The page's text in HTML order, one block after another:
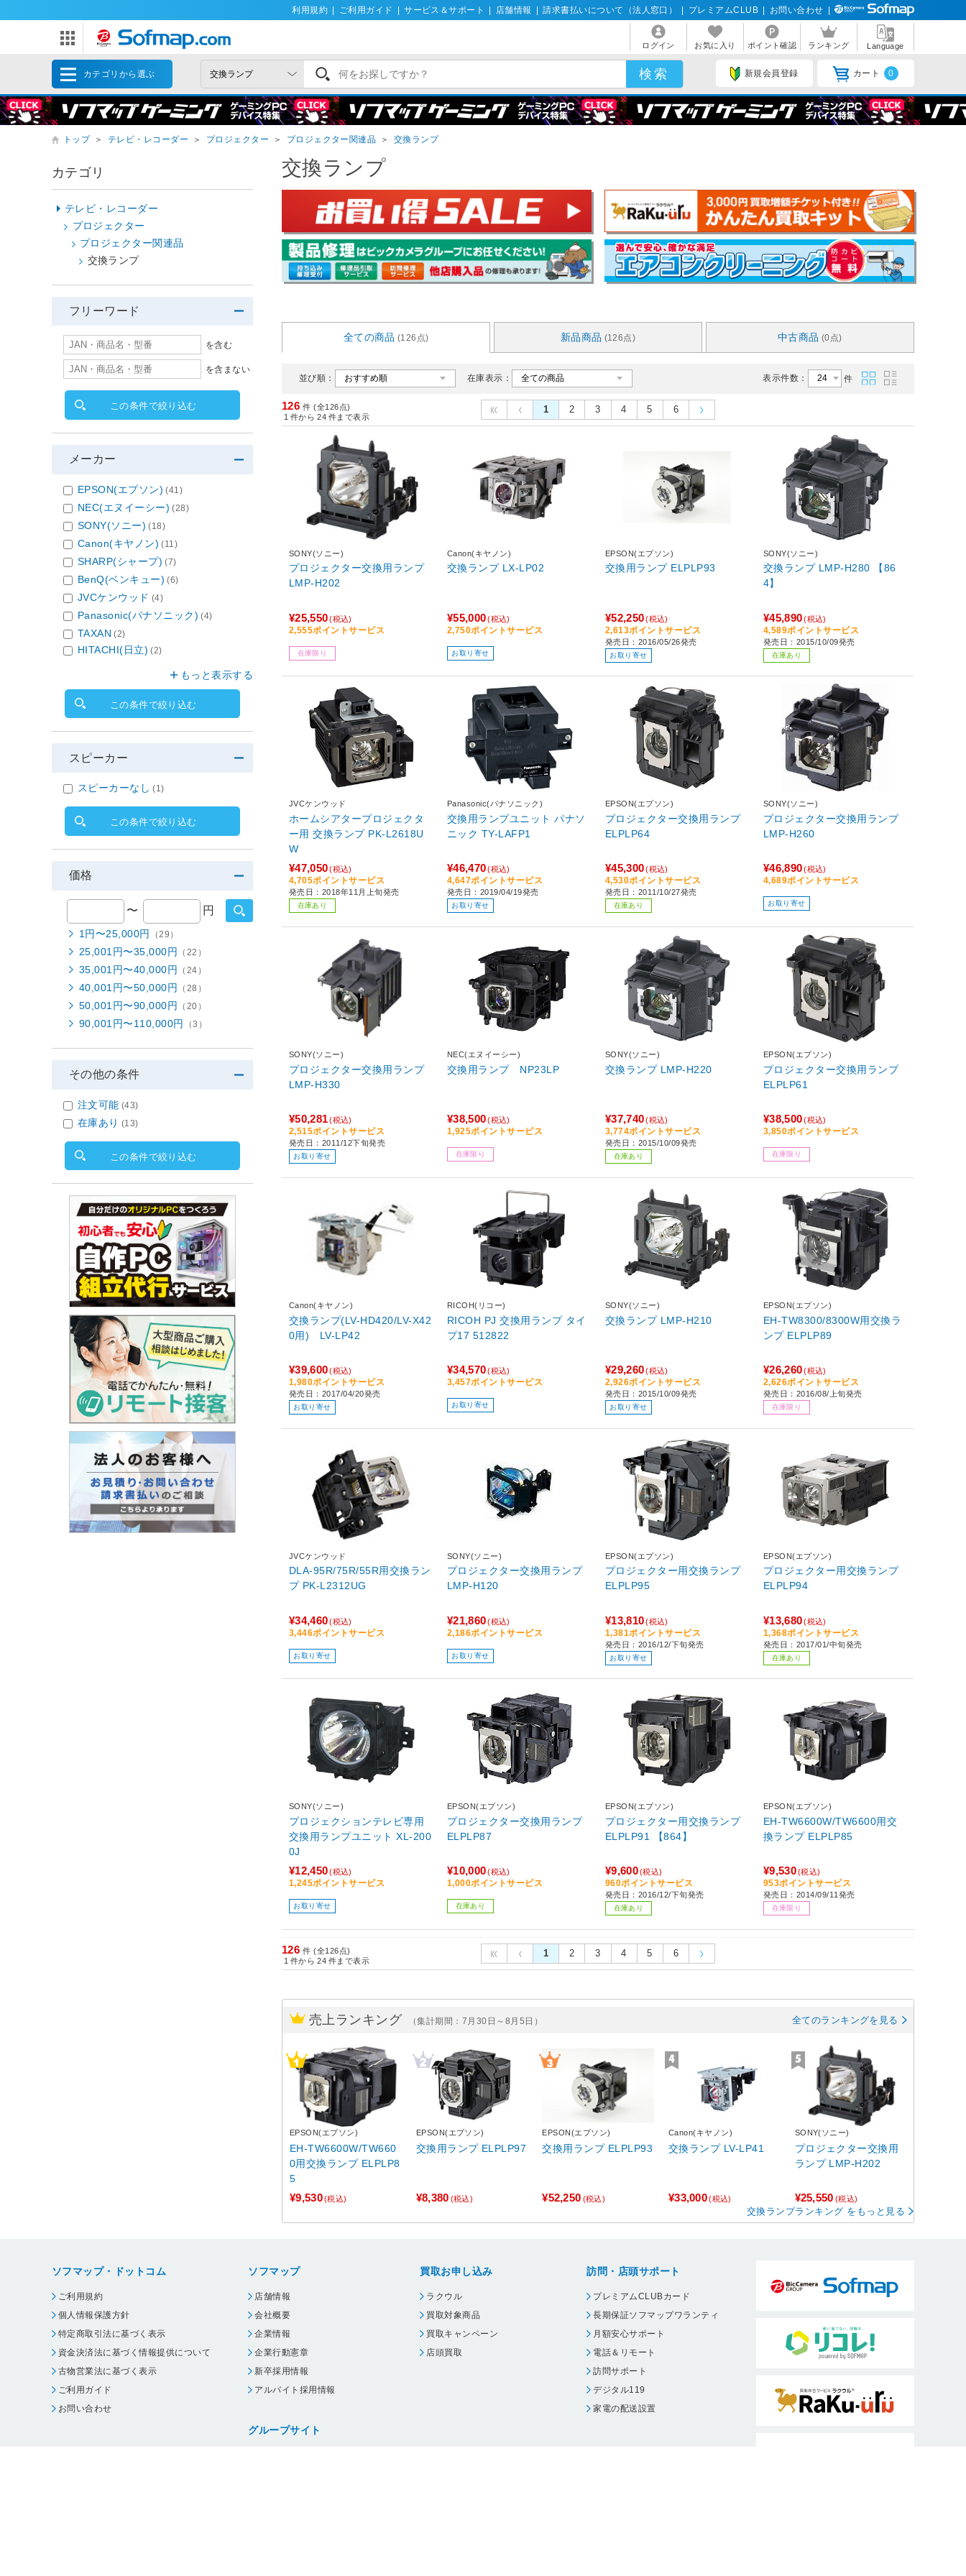
利用規約 ご利用ガイド サービス＆サポート 店舗情報 請求書払いについて（法人窓口） プレミアムCLUB お問い合わせ
ログイン お気に入り ポイント確認 ランキング Language
カテゴリから選ぶ 新規会員登録 カート 0
トップ ＞ テレビ・レコーダー ＞ プロジェクター ＞ プロジェクター関連品 ＞ 交換ランプ
交換ランプ
全ての商品 (126点) 新品商品 (126点) 中古商品 (0点)
並び順： 在庫表示： 表示件数： 件
126 件 (全126点)
1 件から 24 件まで表示
1 2 3 4 5 6
SONY(ソニー)
プロジェクター交換用ランプ
LMP-H202
¥25,550(税込)
2,555ポイントサービス
在庫限り
Canon(キヤノン)
交換ランプ LX-LP02
¥55,000(税込)
2,750ポイントサービス
お取り寄せ
EPSON(エプソン)
交換用ランプ ELPLP93
¥52,250(税込)
2,613ポイントサービス
発売日：2016/05/26発売
お取り寄せ
SONY(ソニー)
交換ランプ LMP-H280 【86
4】
¥45,890(税込)
4,589ポイントサービス
発売日：2015/10/09発売
在庫あり
JVCケンウッド
ホームシアタープロジェクタ
ー用 交換ランプ PK-L2618U
W
¥47,050(税込)
4,705ポイントサービス
発売日：2018年11月上旬発売
在庫あり
Panasonic(パナソニック)
交換用ランプユニット パナソ
ニック TY-LAFP1
¥46,470(税込)
4,647ポイントサービス
発売日：2019/04/19発売
お取り寄せ
EPSON(エプソン)
プロジェクター交換用ランプ
ELPLP64
¥45,300(税込)
4,530ポイントサービス
発売日：2011/10/27発売
在庫あり
SONY(ソニー)
プロジェクター交換用ランプ
LMP-H260
¥46,890(税込)
4,689ポイントサービス
お取り寄せ
SONY(ソニー)
プロジェクター交換用ランプ
LMP-H330
¥50,281(税込)
2,515ポイントサービス
発売日：2011/12下旬発売
お取り寄せ
NEC(エヌイーシー)
交換用ランプ NP23LP
¥38,500(税込)
1,925ポイントサービス
在庫限り
SONY(ソニー)
交換ランプ LMP-H220
¥37,740(税込)
3,774ポイントサービス
発売日：2015/10/09発売
在庫あり
EPSON(エプソン)
プロジェクター交換用ランプ
ELPLP61
¥38,500(税込)
3,850ポイントサービス
在庫限り
Canon(キヤノン)
交換ランプ(LV-HD420/LV-X42
0用) LV-LP42
¥39,600(税込)
1,980ポイントサービス
発売日：2017/04/20発売
お取り寄せ
RICOH(リコー)
RICOH PJ 交換用ランプ タイ
プ17 512822
¥34,570(税込)
3,457ポイントサービス
お取り寄せ
SONY(ソニー)
交換ランプ LMP-H210
¥29,260(税込)
2,926ポイントサービス
発売日：2015/10/09発売
お取り寄せ
EPSON(エプソン)
EH-TW8300/8300W用交換ラ
ンプ ELPLP89
¥26,260(税込)
2,626ポイントサービス
発売日：2016/08/上旬発売
在庫限り
JVCケンウッド
DLA-95R/75R/55R用交換ラン
プ PK-L2312UG
¥34,460(税込)
3,446ポイントサービス
お取り寄せ
SONY(ソニー)
プロジェクター交換用ランプ
LMP-H120
¥21,860(税込)
2,186ポイントサービス
お取り寄せ
EPSON(エプソン)
プロジェクター用交換ランプ
ELPLP95
¥13,810(税込)
1,381ポイントサービス
発売日：2016/12/下旬発売
お取り寄せ
EPSON(エプソン)
プロジェクター用交換ランプ
ELPLP94
¥13,680(税込)
1,368ポイントサービス
発売日：2017/01/中旬発売
在庫あり
SONY(ソニー)
プロジェクションテレビ専用
交換用ランプユニット XL-200
0J
¥12,450(税込)
1,245ポイントサービス
お取り寄せ
EPSON(エプソン)
プロジェクター交換用ランプ
ELPLP87
¥10,000(税込)
1,000ポイントサービス
在庫あり
EPSON(エプソン)
プロジェクター用交換ランプ
ELPLP91 【864】
¥9,600(税込)
960ポイントサービス
発売日：2016/12/下旬発売
在庫あり
EPSON(エプソン)
EH-TW6600W/TW6600用交
換ランプ ELPLP85
¥9,530(税込)
953ポイントサービス
発売日：2014/09/11発売
在庫限り
126 件 (全126点)
1 件から 24 件まで表示
1 2 3 4 5 6
売上ランキング （集計期間：7月30日～8月5日） 全てのランキングを見る
EPSON(エプソン)
EH-TW6600W/TW660
0用交換ランプ ELPLP8
5
¥9,530(税込)
EPSON(エプソン)
交換用ランプ ELPLP97
¥8,380 (税込)
EPSON(エプソン)
交換用ランプ ELPLP93
¥52,250 (税込)
Canon(キヤノン)
交換ランプ LV-LP41
¥33,000(税込)
SONY(ソニー)
プロジェクター交換用
ランプ LMP-H202
¥25,550 (税込)
交換ランプランキング をもっと見る
カテゴリ
テレビ・レコーダー
プロジェクター
プロジェクター関連品
交換ランプ
フリーワード
を含む
を含まない
この条件で絞り込む
メーカー
EPSON(エプソン) (41)
NEC(エヌイーシー) (28)
SONY(ソニー) (18)
Canon(キヤノン) (11)
SHARP(シャープ) (7)
BenQ(ベンキュー) (6)
JVCケンウッド (4)
Panasonic(パナソニック) (4)
TAXAN (2)
HITACHI(日立) (2)
もっと表示する
この条件で絞り込む
スピーカー
スピーカーなし (1)
この条件で絞り込む
価格
〜 円
1円〜25,000円 （29）
25,001円〜35,000円 （22）
35,001円〜40,000円 （24）
40,001円〜50,000円 （28）
50,001円〜90,000円 （20）
90,001円〜110,000円 （3）
その他の条件
注文可能 (43)
在庫あり (13)
この条件で絞り込む
ソフマップ・ドットコム
ご利用規約
個人情報保護方針
特定商取引法に基づく表示
資金決済法に基づく情報提供について
古物営業法に基づく表示
ご利用ガイド
お問い合わせ
ソフマップ
店舗情報
会社概要
企業情報
企業行動憲章
新卒採用情報
アルバイト採用情報
グループサイト
買取お申し込み
ラクウル
買取対象商品
買取キャンペーン
店頭買取
訪問・店頭サポート
プレミアムCLUBカード
長期保証ソフマップワランティ
月額安心サポート
電話＆リモート
訪問サポート
デジタル119
家電の配送設置